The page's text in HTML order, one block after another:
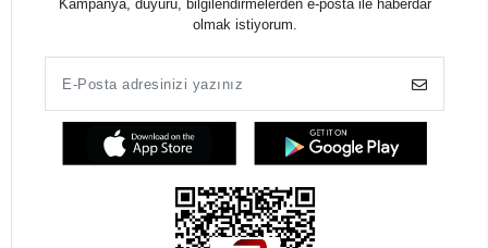
Kampanya, duyuru, bilgilendirmelerden e-posta ile haberdar
olmak istiyorum.